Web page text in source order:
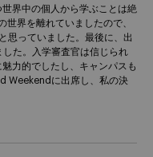
界中の個人から学ぶことは絶
世界を離れていましたので、
思っていました。最後に、出
した。入学審査官は信じられ
力的でしたし、キャンパスも
Weekendに出席し、私の決